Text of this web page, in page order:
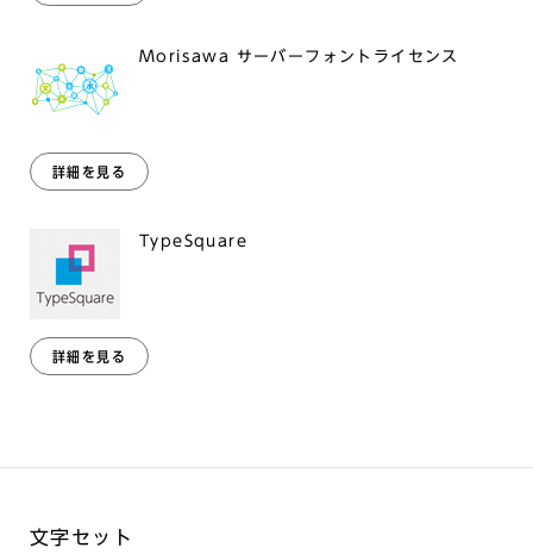
Morisawa サーバーフォントライセンス
詳細を見る
TypeSquare
詳細を見る
文字セット